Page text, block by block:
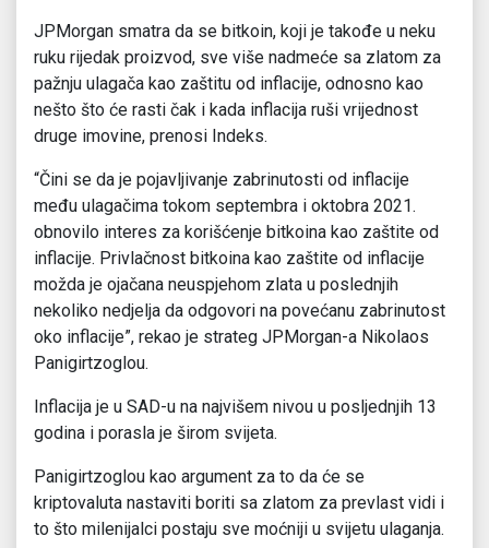
JPMorgan smatra da se bitkoin, koji je takođe u neku
ruku rijedak proizvod, sve više nadmeće sa zlatom za
pažnju ulagača kao zaštitu od inflacije, odnosno kao
nešto što će rasti čak i kada inflacija ruši vrijednost
druge imovine, prenosi Indeks.
“Čini se da je pojavljivanje zabrinutosti od inflacije
među ulagačima tokom septembra i oktobra 2021.
obnovilo interes za korišćenje bitkoina kao zaštite od
inflacije. Privlačnost bitkoina kao zaštite od inflacije
možda je ojačana neuspjehom zlata u poslednjih
nekoliko nedjelja da odgovori na povećanu zabrinutost
oko inflacije”, rekao je strateg JPMorgan-a Nikolaos
Panigirtzoglou.
Inflacija je u SAD-u na najvišem nivou u posljednjih 13
godina i porasla je širom svijeta.
Panigirtzoglou kao argument za to da će se
kriptovaluta nastaviti boriti sa zlatom za prevlast vidi i
to što milenijalci postaju sve moćniji u svijetu ulaganja.